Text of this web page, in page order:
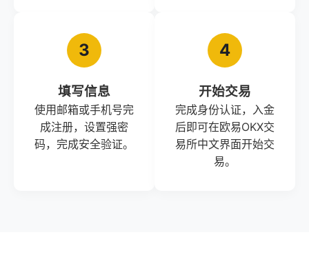
3
填写信息
使用邮箱或手机号完
成注册，设置强密
码，完成安全验证。
4
开始交易
完成身份认证，入金
后即可在欧易OKX交
易所中文界面开始交
易。